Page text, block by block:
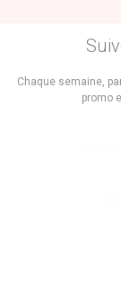
Chaque semaine,
promo